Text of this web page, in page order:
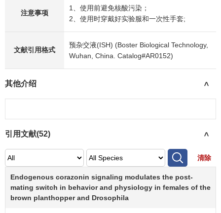
注意事项
1、使用前避免核酸污染；
2、使用时穿戴好实验服和一次性手套;
文献引用格式
预杂交液(ISH) (Boster Biological Technology,
Wuhan, China. Catalog#AR0152)
其他介绍 >
引用文献(52) >
清除
Endogenous corazonin signaling modulates the post-
mating switch in behavior and physiology in females of the
brown planthopper and Drosophila